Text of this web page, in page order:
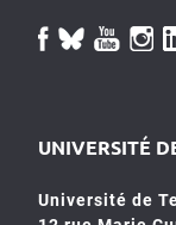
UNIVERSITÉ
Université de